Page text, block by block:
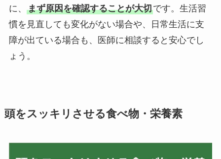
に、 まず原因を確認することが大切です。生活習
慣を見直しても変化がない場合や、日常生活に支
障が出ている場合も、医師に相談すると安心でし
ょう。
頭をスッキリさせる食べ物・栄養素